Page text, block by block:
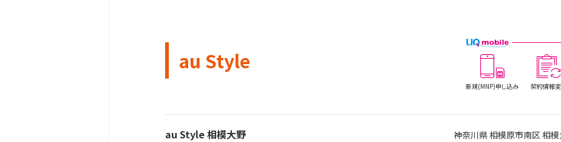
au Style
新規(MNP)申し込み 契約情報
au Style 相模大野 神奈川県 相模原市南区 相模